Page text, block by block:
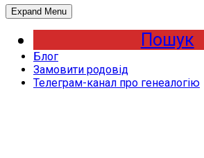
Expand Menu
Пошук
Блог
Замовити родовід
Телеграм-канал про генеалогію